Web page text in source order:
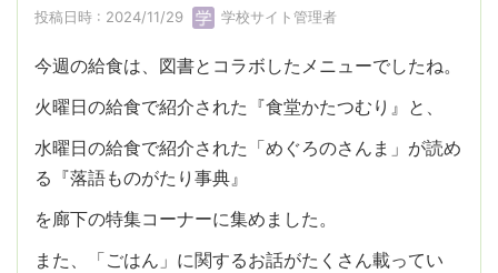
投稿日時 : 2024/11/29 学校サイト管理者
今週の給食は、図書とコラボしたメニューでしたね。
火曜日の給食で紹介された『食堂かたつむり』と、
水曜日の給食で紹介された「めぐろのさんま」が読め
る『落語ものがたり事典』
を廊下の特集コーナーに集めました。
また、「ごはん」に関するお話がたくさん載ってい